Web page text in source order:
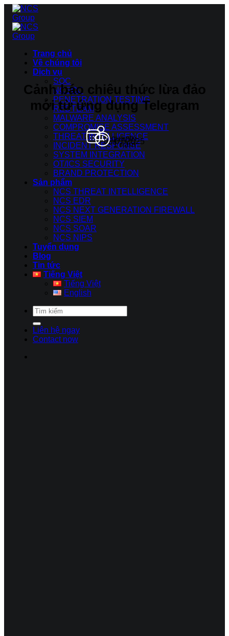
Bỏ
qua
nội
dung
Trang chủ
Về chúng tôi
Dịch vụ
SOC
NCSOC
PENETRATION TESTING
REDTEAM
MALWARE ANALYSIS
COMPROMISE ASSESSMENT
THREAT INTELLIGENCE
INCIDENT RESPONSE
SYSTEM INTEGRATION
OT/ICS SECURITY
BRAND PROTECTION
Sản phẩm
NCS THREAT INTELLIGENCE
NCS EDR
NCS NEXT GENERATION FIREWALL
NCS SIEM
NCS SOAR
NCS NIPS
Tuyển dụng
Blog
Tin tức
Tiếng Việt
Tiếng Việt
English
Liên hệ ngay
Contact now
Cảnh báo chiêu thức lừa đảo
mới từ ứng dụng Telegram
quantri
08/07/2025
1 năm